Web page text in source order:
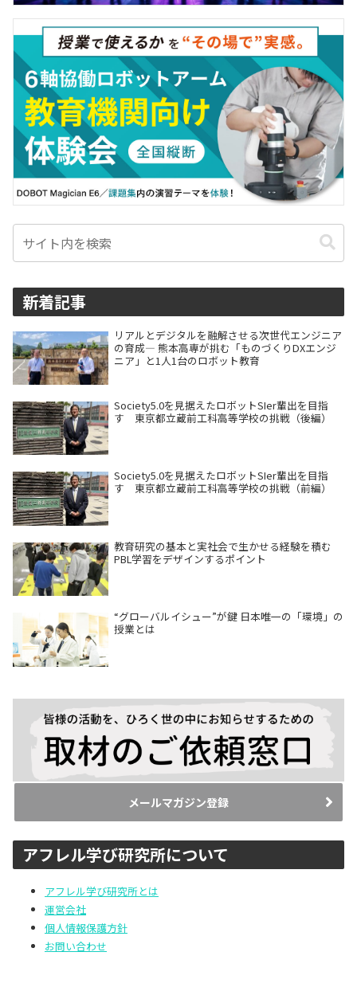
新着記事
リアルとデジタルを融解させる次世代エンジニア
の育成― 熊本高専が挑む「ものづくりDXエンジ
ニア」と1人1台のロボット教育
Society5.0を見据えたロボットSIer輩出を目指
す 東京都立蔵前工科高等学校の挑戦（後編）
Society5.0を見据えたロボットSIer輩出を目指
す 東京都立蔵前工科高等学校の挑戦（前編）
教育研究の基本と実社会で生かせる経験を積む
PBL学習をデザインするポイント
“グローバルイシュー”が鍵 日本唯一の「環境」の
授業とは
メールマガジン登録
アフレル学び研究所について
アフレル学び研究所とは
運営会社
個人情報保護方針
お問い合わせ